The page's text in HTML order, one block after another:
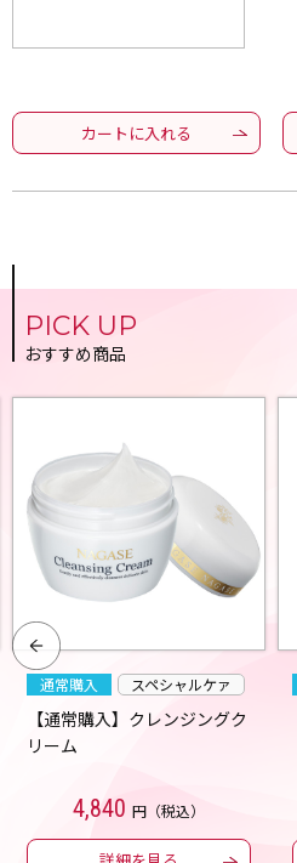
カートに入れる
PICK UP
おすすめ商品
通常購入 スペシャルケァ
【通常購入】クレンジングク
リーム
4,840 円（税込）